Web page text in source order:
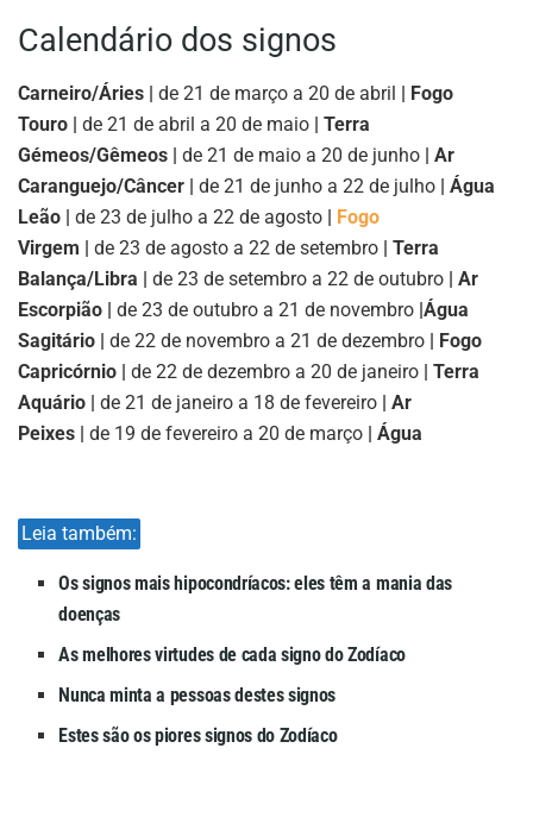
Calendário dos signos
Carneiro/Áries | de 21 de março a 20 de abril | Fogo
Touro | de 21 de abril a 20 de maio | Terra
Gémeos/Gêmeos | de 21 de maio a 20 de junho | Ar
Caranguejo/Câncer | de 21 de junho a 22 de julho | Água
Leão | de 23 de julho a 22 de agosto | Fogo
Virgem | de 23 de agosto a 22 de setembro | Terra
Balança/Libra | de 23 de setembro a 22 de outubro | Ar
Escorpião | de 23 de outubro a 21 de novembro |Água
Sagitário | de 22 de novembro a 21 de dezembro | Fogo
Capricórnio | de 22 de dezembro a 20 de janeiro | Terra
Aquário | de 21 de janeiro a 18 de fevereiro | Ar
Peixes | de 19 de fevereiro a 20 de março | Água
Leia também:
Os signos mais hipocondríacos: eles têm a mania das
doenças
As melhores virtudes de cada signo do Zodíaco
Nunca minta a pessoas destes signos
Estes são os piores signos do Zodíaco